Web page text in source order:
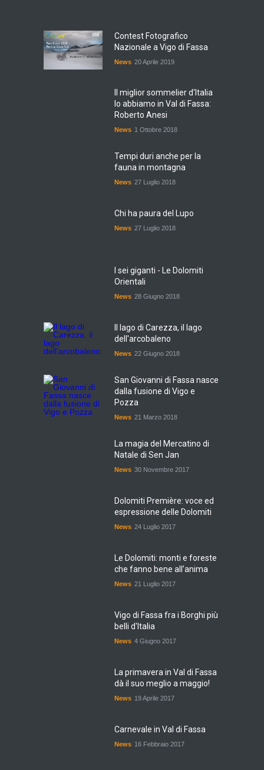
Contest Fotografico
Nazionale a Vigo di Fassa
News 20 Aprile 2019
Il miglior sommelier d'Italia
lo abbiamo in Val di Fassa:
Roberto Anesi
News 1 Ottobre 2018
Tempi duri anche per la
fauna in montagna
News 27 Luglio 2018
Chi ha paura del Lupo
News 27 Luglio 2018
I sei giganti - Le Dolomiti
Orientali
News 28 Giugno 2018
Il lago di Carezza, il lago
dell'arcobaleno
News 22 Giugno 2018
San Giovanni di Fassa nasce
dalla fusione di Vigo e
Pozza
News 21 Marzo 2018
La magia del Mercatino di
Natale di Sen Jan
News 30 Novembre 2017
Dolomiti Première: voce ed
espressione delle Dolomiti
News 24 Luglio 2017
Le Dolomiti: monti e foreste
che fanno bene all’anima
News 21 Luglio 2017
Vigo di Fassa fra i Borghi più
belli d'Italia
News 4 Giugno 2017
La primavera in Val di Fassa
dà il suo meglio a maggio!
News 19 Aprile 2017
Carnevale in Val di Fassa
News 16 Febbraio 2017